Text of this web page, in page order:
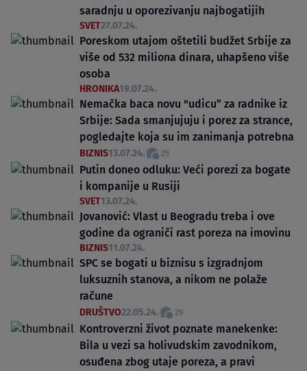
saradnju u oporezivanju najbogatijih
SVET27.07.24.
Poreskom utajom oštetili budžet Srbije za
više od 532 miliona dinara, uhapšeno više
osoba
HRONIKA19.07.24.
Nemačka baca novu "udicu” za radnike iz
Srbije: Sada smanjujuju i porez za strance,
pogledajte koja su im zanimanja potrebna
BIZNIS13.07.24. 25
Putin doneo odluku: Veći porezi za bogate
i kompanije u Rusiji
SVET13.07.24.
Jovanović: Vlast u Beogradu treba i ove
godine da ograniči rast poreza na imovinu
BIZNIS11.07.24.
SPC se bogati u biznisu s izgradnjom
luksuznih stanova, a nikom ne polaže
račune
DRUŠTVO22.05.24. 29
Kontroverzni život poznate manekenke:
Bila u vezi sa holivudskim zavodnikom,
osuđena zbog utaje poreza, a pravi